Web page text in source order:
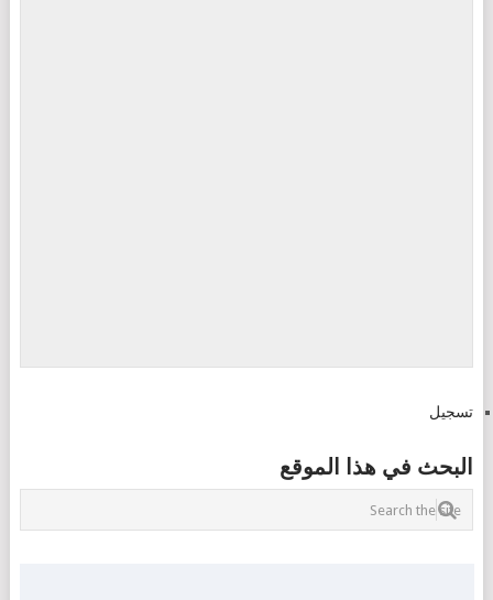
تسجيل
البحث في هذا الموقع